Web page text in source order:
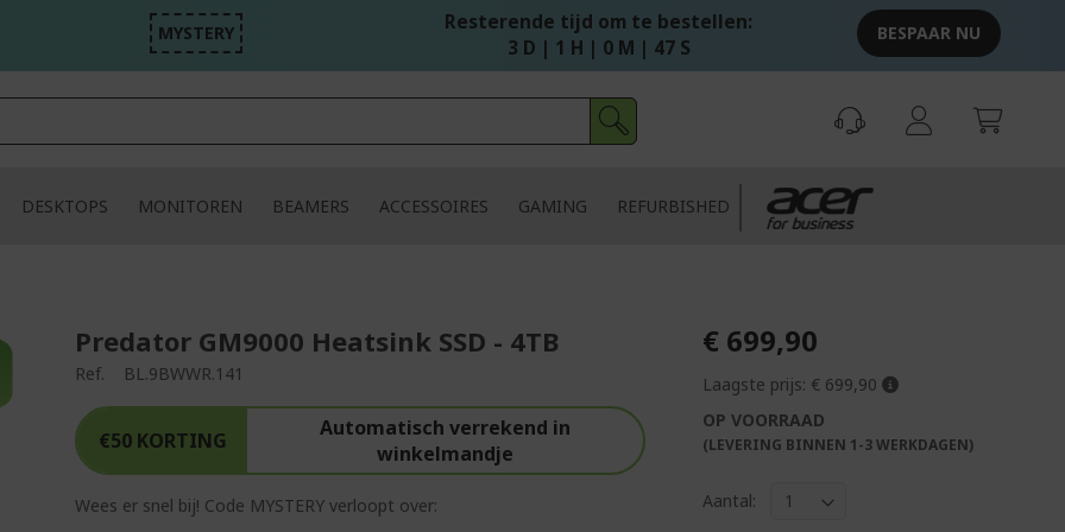
MYSTERY
Resterende tijd om te bestellen:
3 D | 1 H | 0 M | 45 S
BESPAAR NU
DESKTOPS MONITOREN BEAMERS ACCESSOIRES GAMING REFURBISHED
Predator GM9000 Heatsink SSD - 4TB
Ref. BL.9BWWR.141
€50 KORTING
Automatisch verrekend in
winkelmandje
Wees er snel bij! Code MYSTERY verloopt over:
€ 699,90
Laagste prijs: € 699,90
OP VOORRAAD
(LEVERING BINNEN 1-3 WERKDAGEN)
Aantal: